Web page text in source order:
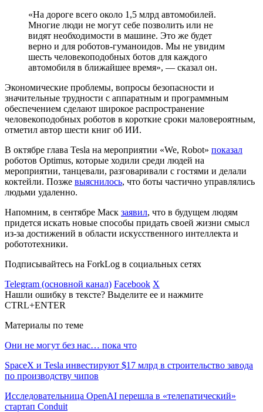
«На дороге всего около 1,5 млрд автомобилей.
Многие люди не могут себе позволить или не
видят необходимости в машине. Это же будет
верно и для роботов-гуманоидов. Мы не увидим
шесть человекоподобных ботов для каждого
автомобиля в ближайшее время», — сказал он.
Экономические проблемы, вопросы безопасности и
значительные трудности с аппаратным и программным
обеспечением сделают широкое распространение
человекоподобных роботов в короткие сроки маловероятным,
отметил автор шести книг об ИИ.
В октябре глава Tesla на мероприятии «We, Robot» показал
роботов Optimus, которые ходили среди людей на
мероприятии, танцевали, разговаривали с гостями и делали
коктейли. Позже выяснилось, что боты частично управлялись
людьми удаленно.
Напомним, в сентябре Маск заявил, что в будущем людям
придется искать новые способы придать своей жизни смысл
из-за достижений в области искусственного интеллекта и
робототехники.
Подписывайтесь на ForkLog в социальных сетях
Telegram (основной канал) Facebook X
Нашли ошибку в тексте? Выделите ее и нажмите
CTRL+ENTER
Материалы по теме
Они не могут без нас… пока что
SpaceX и Tesla инвестируют $17 млрд в строительство завода
по производству чипов
Исследовательница OpenAI перешла в «телепатический»
стартап Conduit